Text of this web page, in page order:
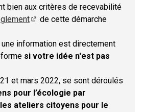
bien aux critères de recevabilité
de cette démarche
information est directement
si votre idée n'est pas
et mars 2022, se sont déroulés
pour l’écologie par
les ateliers citoyens pour le